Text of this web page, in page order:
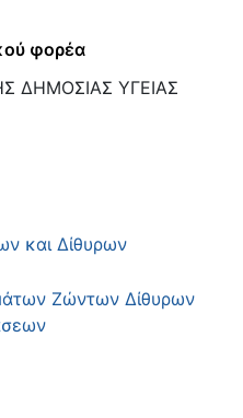
φορέα
ΔΗΜΟΣΙΑΣ ΥΓΕΙΑΣ
και Δίθυρων
Ζώντων Δίθυρων